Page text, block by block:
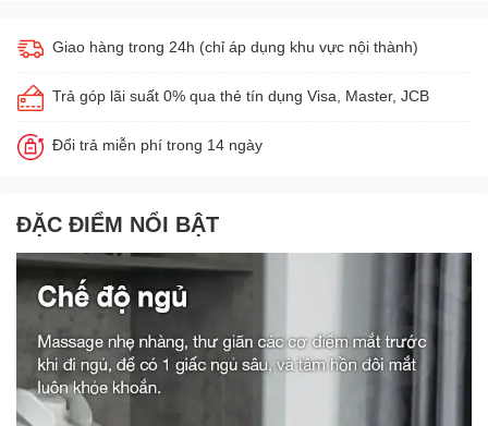
Giao hàng trong 24h (chỉ áp dụng khu vực nội thành)
Trả góp lãi suất 0% qua thẻ tín dụng Visa, Master, JCB
Đổi trả miễn phí trong 14 ngày
ĐẶC ĐIỂM NỔI BẬT